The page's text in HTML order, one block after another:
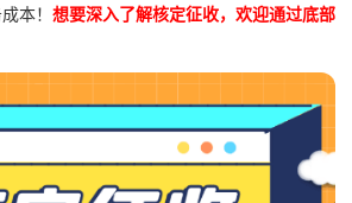
本！ 想要深入了解核定征收，欢迎通过底部